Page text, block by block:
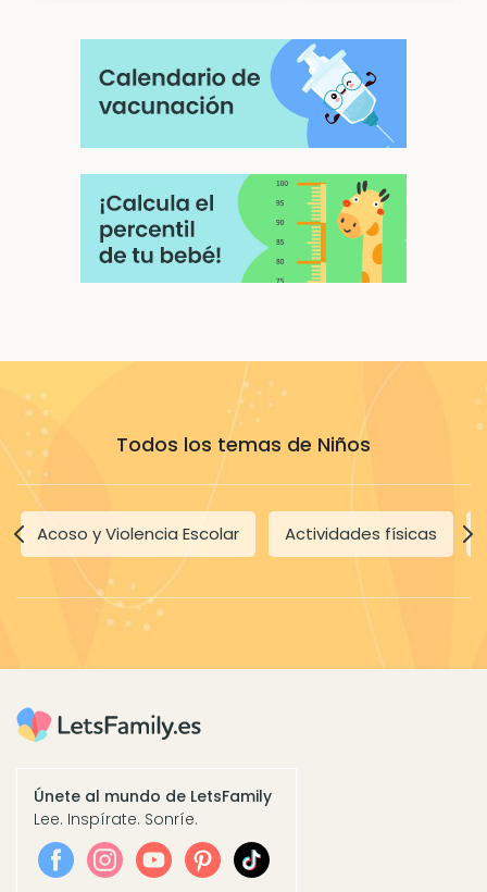
Todos los temas de Niños
Acoso y Violencia Escolar Actividades físicas
Únete al mundo de LetsFamily
Lee. Inspírate. Sonríe.